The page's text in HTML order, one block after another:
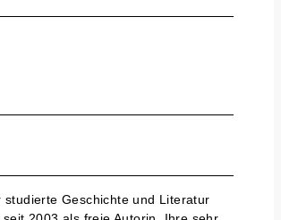
studierte Geschichte und Literatur